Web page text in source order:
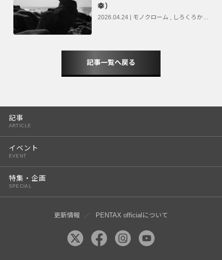
幸）
2026.04.24 | モノクローム , しろくろかめら
記事一覧へ戻る
記事
ARTICLE
イベント
EVENT
特集・企画
SPECIAL
更新情報 PENTAX officialについて